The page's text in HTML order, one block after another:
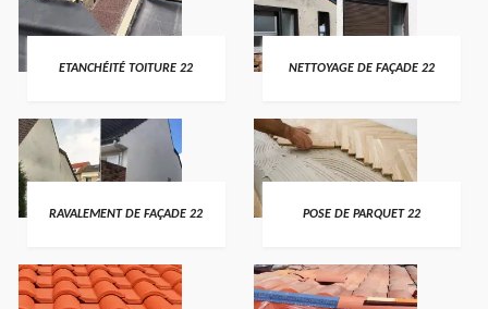
ETANCHÉITÉ TOITURE 22 NETTOYAGE DE FAÇADE 22
RAVALEMENT DE FAÇADE 22 POSE DE PARQUET 22